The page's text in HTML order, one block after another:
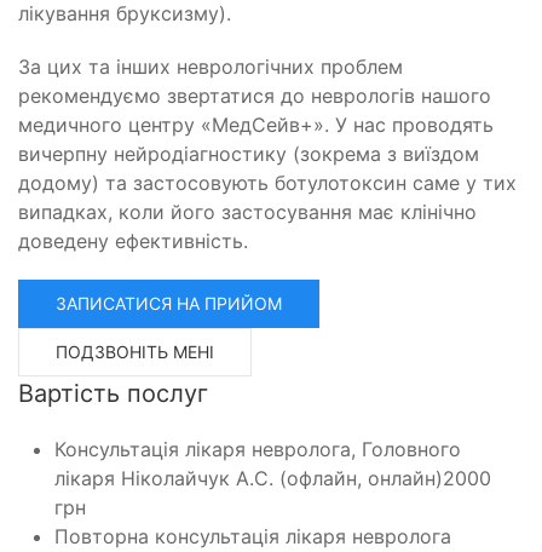
лікування бруксизму).
За цих та інших неврологічних проблем
рекомендуємо звертатися до неврологів нашого
медичного центру «МедСейв+». У нас проводять
вичерпну нейродіагностику (зокрема з виїздом
додому) та застосовують ботулотоксин саме у тих
випадках, коли його застосування має клінічно
доведену ефективність.
ЗАПИСАТИСЯ НА ПРИЙОМ
ПОДЗВОНІТЬ МЕНІ
Вартість послуг
Консультація лікаря невролога, Головного
лікаря Ніколайчук А.С. (офлайн, онлайн)2000
грн
Повторна консультація лікаря невролога